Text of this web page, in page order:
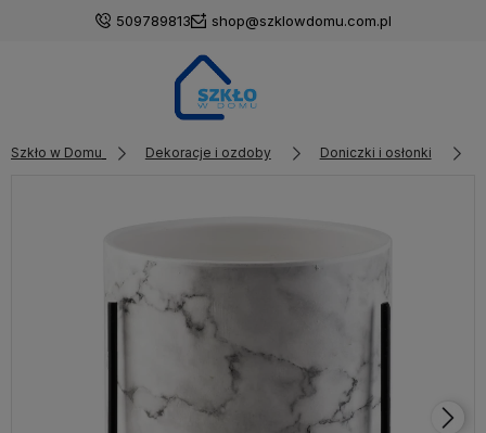
509789813 shop@szklowdomu.com.pl
Szkło w Domu Dekoracje i ozdoby Doniczki i osłonki